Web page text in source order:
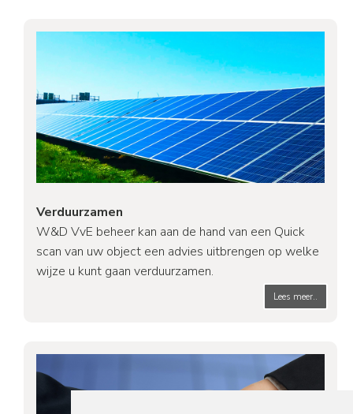
Verduurzamen
W&D VvE beheer kan aan de hand van een Quick
scan van uw object een advies uitbrengen op welke
wijze u kunt gaan verduurzamen.
Lees meer..